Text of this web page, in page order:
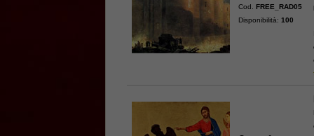
Cod.FREE_RAD05
Disponibilità:100